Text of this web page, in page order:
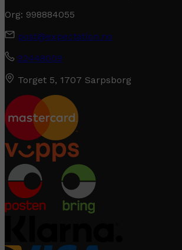
Org: 998884055
post@expectation.no
92448009
Torget 5, 1707 Sarpsborg